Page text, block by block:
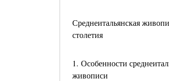
Среднеитальянская
столетия
1. Особенности
живописи